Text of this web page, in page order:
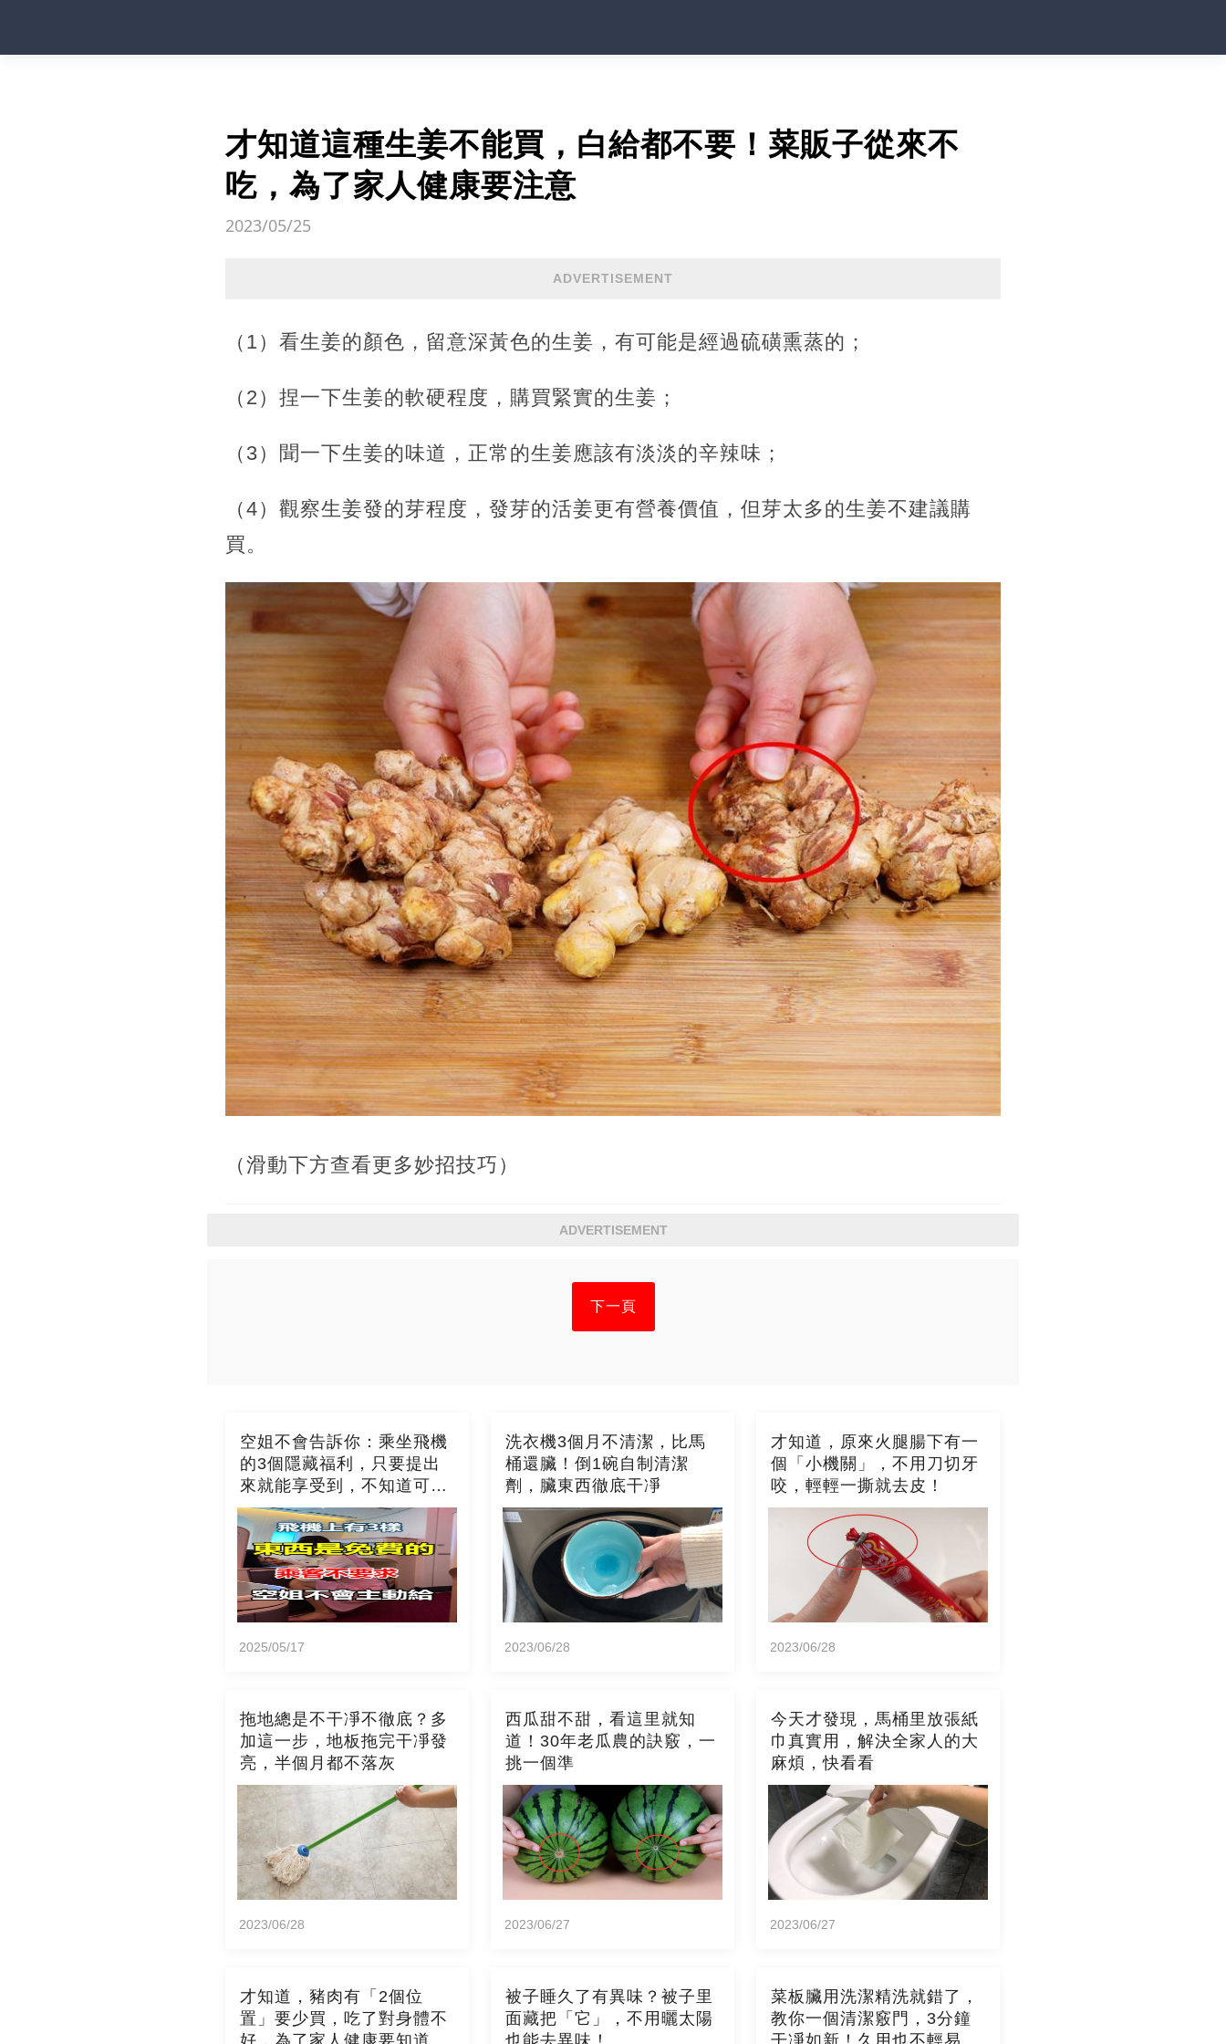
才知道這種生姜不能買，白給都不要！菜販子從來不
吃，為了家人健康要注意
2023/05/25
ADVERTISEMENT
（1）看生姜的顏色，留意深黃色的生姜，有可能是經過硫磺熏蒸的；
（2）捏一下生姜的軟硬程度，購買緊實的生姜；
（3）聞一下生姜的味道，正常的生姜應該有淡淡的辛辣味；
（4）觀察生姜發的芽程度，發芽的活姜更有營養價值，但芽太多的生姜不建議購
買。
（滑動下方查看更多妙招技巧）
ADVERTISEMENT
下一頁
空姐不會告訴你：乘坐飛機
的3個隱藏福利，只要提出
來就能享受到，不知道可就
吃虧了
2025/05/17
洗衣機3個月不清潔，比馬
桶還臟！倒1碗自制清潔
劑，臟東西徹底干凈
2023/06/28
才知道，原來火腿腸下有一
個「小機關」，不用刀切牙
咬，輕輕一撕就去皮！
2023/06/28
拖地總是不干凈不徹底？多
加這一步，地板拖完干凈發
亮，半個月都不落灰
2023/06/28
西瓜甜不甜，看這里就知
道！30年老瓜農的訣竅，一
挑一個準
2023/06/27
今天才發現，馬桶里放張紙
巾真實用，解決全家人的大
麻煩，快看看
2023/06/27
才知道，豬肉有「2個位
置」要少買，吃了對身體不
好，為了家人健康要知道
被子睡久了有異味？被子里
面藏把「它」，不用曬太陽
也能去異味！
菜板臟用洗潔精洗就錯了，
教你一個清潔竅門，3分鐘
干凈如新！久用也不輕易發